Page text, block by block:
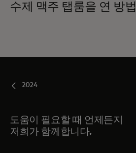
수제 맥주 탭룸을 연 방법
2024
도움이 필요할 때 언제든지
저희가 함께합니다.